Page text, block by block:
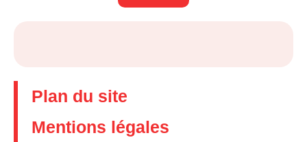
Plan du site
Mentions légales